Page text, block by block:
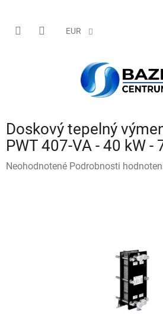
obsah
EUR
Doskový tepelný
PWT 407-VA - 40 kW -
Priemerné
Neohodnotené Podrobnosti